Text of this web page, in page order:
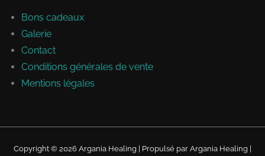
Bons cadeaux
Galerie
Contact
Conditions générales de vente
Mentions légales
Copyright © 2026 Argania Healing | Propulsé par Argania Healing |